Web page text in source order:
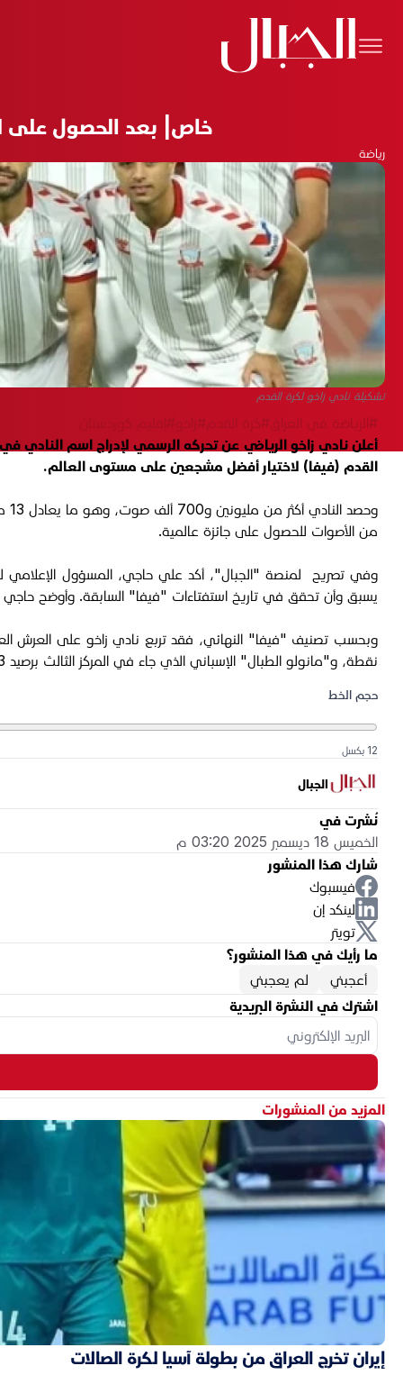
خاص| بعد الحصول
رياضة
تشكيلة نادي زاخو لكرة القدم
#الرياضة في العراق#كرة القدم#زاخو#إقليم كوردستان
أعلن نادي زاخو الرياضي عن تحركه الرسمي لإدراج اسم النادي
القدم (فيفا) لاختيار أفضل مشجعين على مستوى العالم.
من الأصوات للحصول على جائزة عالمية.
وفي تصريح لمنصة "الجبال"، أكد علي حاجي، المسؤول الإعلامي
يسبق وأن تحقق في تاريخ استفتاءات "فيفا" السابقة. وأوضح حاجي
نقطة، و"مانولو الطبال" الإسباني الذي جاء في المركز الثالث برصيد 3 ملايين نقطة، مما يعكس القوة الجماهيرية الكبيرة التي ساندت النادي العراقي في هذا المحفل الدولي
حجم الخط
12 بكسل
الجبال
نُشرت في
الخميس 18 ديسمبر 2025 03:20 م
شارك هذا المنشور
فيسبوك
لينكد إن
تويتر
ما رأيك في هذا المنشور؟
أعجبني
لم يعجبني
اشترك في النشرة البريدية
المزيد من المنشورات
إيران تخرج العراق من بطولة آسيا لكرة الصالات